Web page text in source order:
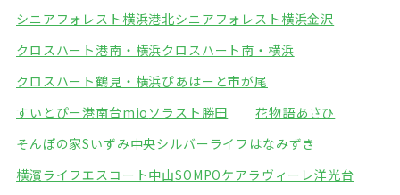
シニアフォレスト横浜港北シニアフォレスト横浜金沢
クロスハート港南・横浜クロスハート南・横浜
クロスハート鶴見・横浜ぴあはーと市が尾
すいとぴー港南台mio ソラスト勝田
花物語あさひ
そんぽの家Sいずみ中央シルバーライフはなみずき
横濱ライフエスコート中山SOMPOケアラヴィーレ洋光台